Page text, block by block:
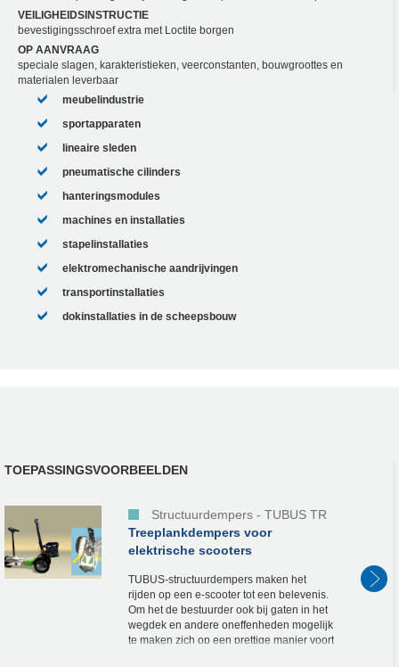
VEILIGHEIDSINSTRUCTIE
bevestigingsschroef extra met Loctite borgen
OP AANVRAAG
speciale slagen, karakteristieken, veerconstanten, bouwgroottes en
materialen leverbaar
meubelindustrie
sportapparaten
lineaire sleden
pneumatische cilinders
hanteringsmodules
machines en installaties
stapelinstallaties
elektromechanische aandrijvingen
transportinstallaties
dokinstallaties in de scheepsbouw
TOEPASSINGSVOORBEELDEN
Structuurdempers - TUBUS TR
Treeplankdempers voor
elektrische scooters
TUBUS-structuurdempers maken het
rijden op een e-scooter tot een belevenis.
Om het de bestuurder ook bij gaten in het
wegdek en andere oneffenheden mogelijk
te maken zich op een prettige manier voort